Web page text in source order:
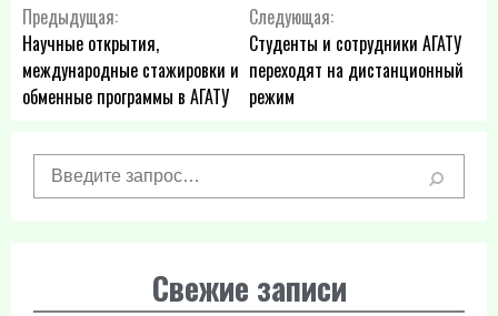
Навигация
по
записям
Предыдущая:
Научные открытия,
международные стажировки и
обменные программы в АГАТУ
Следующая:
Студенты и сотрудники АГАТУ
переходят на дистанционный
режим
Свежие записи